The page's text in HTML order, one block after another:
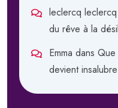
leclercq leclercq
du rêve à la
Emma dans Que
devient